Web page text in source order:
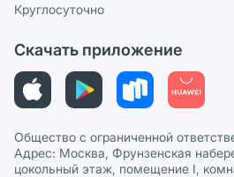
Политика рекомендаций
Этика и соответствие
Политика в отношении
Круглосуточно
Скачать приложение
Общество с ограниченной
Адрес: Москва, Фрунзенская
цокольный этаж, помещение I,